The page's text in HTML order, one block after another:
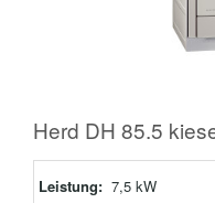
Herd DH 85.5
Leistung: 7,5 kW